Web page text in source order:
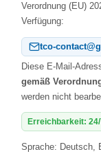
Verordnung (EU)
Verfügung:
tco-
Diese
gemäß
werden nicht
Erreichbarkeit:
Sprache: Deutsch,